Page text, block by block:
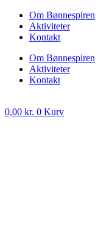
Om Bønnespiren
Aktiviteter
Kontakt
Om Bønnespiren
Aktiviteter
Kontakt
0,00 kr. 0 Kurv